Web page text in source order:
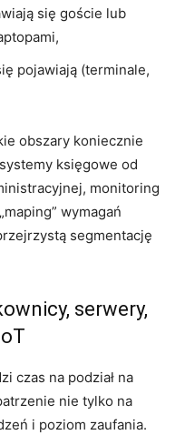
się goście lub
pojawiają (terminale,
obszary koniecznie
księgowe od
monitoring
wymagań
segmentację
serwery,
czas na podział na
nie tylko na
i poziom zaufania.